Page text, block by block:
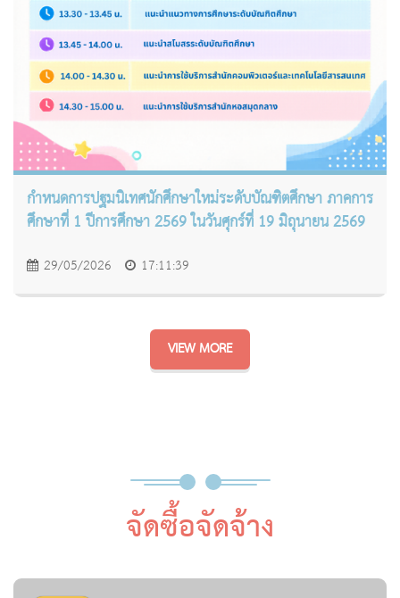
กำหนดการปฐมนิเทศนักศึกษาใหม่ระดับบัณฑิตศึกษา ภาคการ
ศึกษาที่ 1 ปีการศึกษา 2569 ในวันศุกร์ที่ 19 มิถุนายน 2569
29/05/2026 17:11:39
VIEW MORE
จัดซื้อจัดจ้าง